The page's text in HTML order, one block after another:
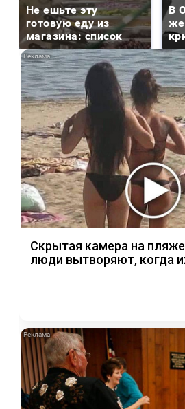
Не ешьте эту
готовую еду из
магазина: список
В
Скрытая камера на
люди вытворяют, когда